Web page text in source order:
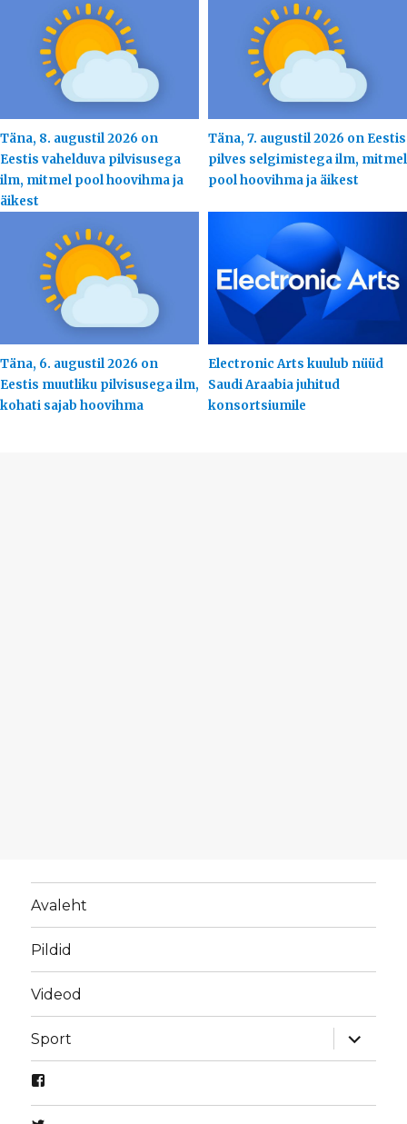
Täna, 8. augustil 2026 on
Eestis vahelduva pilvisusega
ilm, mitmel pool hoovihma ja
äikest
Täna, 7. augustil 2026 on Eestis
pilves selgimistega ilm, mitmel
pool hoovihma ja äikest
Täna, 6. augustil 2026 on
Eestis muutliku pilvisusega ilm,
kohati sajab hoovihma
Electronic Arts kuulub nüüd
Saudi Araabia juhitud
konsortsiumile
Avaleht
Pildid
Videod
Sport
laienda